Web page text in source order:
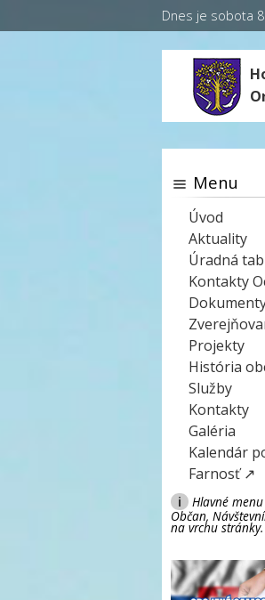
Dnes je sobota
Menu
Úvod
Aktuality
Úradná
Kontakty
Projekty
História
Služby
Kontakty
Galéria
Kalendár
Farnosť ↗
i
Hlavné menu
Občan,
na vrchu stránky.